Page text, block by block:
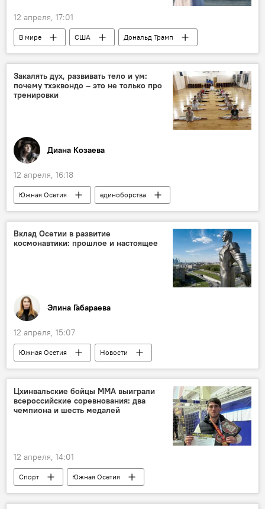
12 апреля, 17:01
В мире США Дональд Трамп
Закалять дух, развивать тело и ум:
почему тхэквондо – это не только про
тренировки
Диана Козаева
12 апреля, 16:18
Южная Осетия
единоборства
Спорт
Интервью Цхинвал
Вклад Осетии в развитие
космонавтики: прошлое и настоящее
Элина Габараева
12 апреля, 15:07
Южная Осетия
Новости
День космонавтики
Космос
Общество
Юрий Гагарин СССР
Цхинвальские бойцы ММА выиграли
всероссийские соревнования: два
чемпиона и шесть медалей
12 апреля, 14:01
Спорт Южная Осетия